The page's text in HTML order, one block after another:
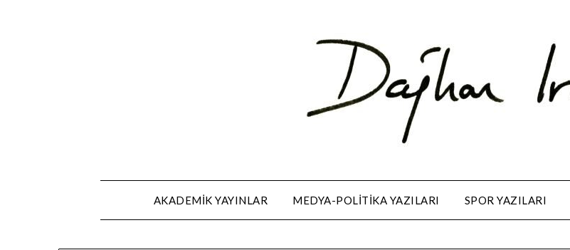
AKADEMIK YAYINLAR MEDYA-POLITIKA YAZILARI SPOR YAZILARI